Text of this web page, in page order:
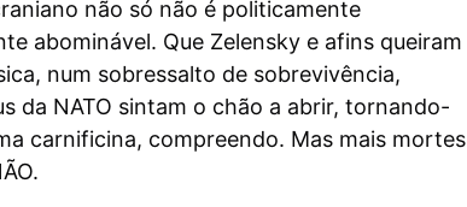
não só não é politicamente
abominável. Que Zelensky e afins queiram
num sobressalto de sobrevivência,
da NATO sintam o chão a abrir, tornando-
carnificina, compreendo. Mas mais mortes